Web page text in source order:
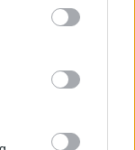
may click to
party tags to
below Google
is, akikkel
meg is
akikbe
szarja a